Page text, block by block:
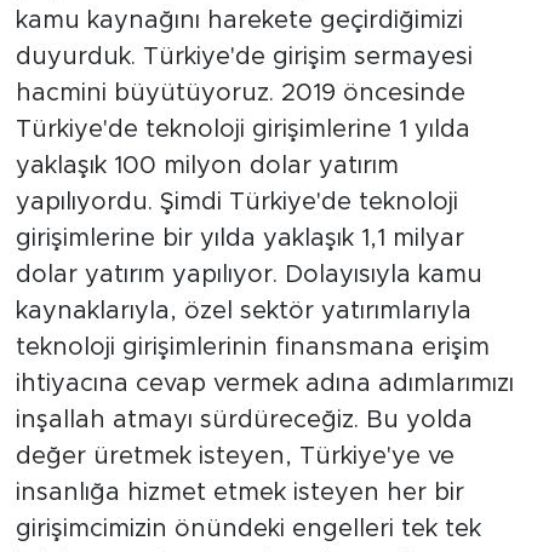
kamu kaynağını harekete geçirdiğimizi
duyurduk. Türkiye'de girişim sermayesi
hacmini büyütüyoruz. 2019 öncesinde
Türkiye'de teknoloji girişimlerine 1 yılda
yaklaşık 100 milyon dolar yatırım
yapılıyordu. Şimdi Türkiye'de teknoloji
girişimlerine bir yılda yaklaşık 1,1 milyar
dolar yatırım yapılıyor. Dolayısıyla kamu
kaynaklarıyla, özel sektör yatırımlarıyla
teknoloji girişimlerinin finansmana erişim
ihtiyacına cevap vermek adına adımlarımızı
inşallah atmayı sürdüreceğiz. Bu yolda
değer üretmek isteyen, Türkiye'ye ve
insanlığa hizmet etmek isteyen her bir
girişimcimizin önündeki engelleri tek tek